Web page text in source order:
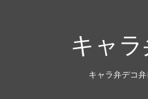
キャ
キャラ弁デコ